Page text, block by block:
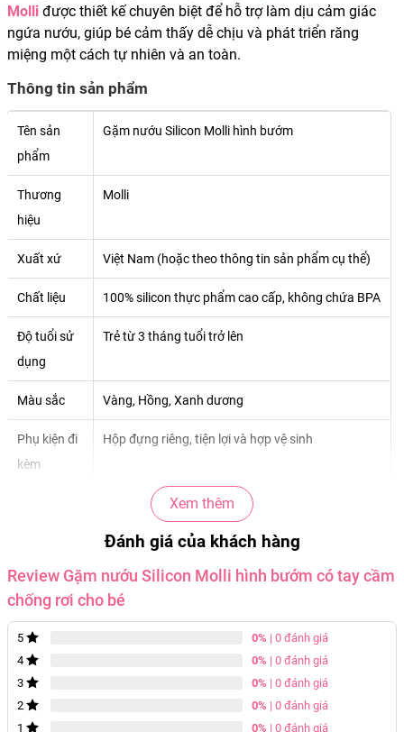
Molli được thiết kế chuyên biệt để hỗ trợ làm dịu cảm giác
ngứa nướu, giúp bé cảm thấy dễ chịu và phát triển răng
miệng một cách tự nhiên và an toàn.
Thông tin sản phẩm
Tên sản
phẩm
Gặm nướu Silicon Molli hình bướm
Thương
hiệu
Molli
Xuất xứ Việt Nam (hoặc theo thông tin sản phẩm cụ thể)
Chất liệu 100% silicon thực phẩm cao cấp, không chứa BPA
Độ tuổi sử
dụng
Trẻ từ 3 tháng tuổi trở lên
Màu sắc Vàng, Hồng, Xanh dương
Phụ kiện đi
kèm
Hộp đựng riêng, tiện lợi và hợp vệ sinh
Xem thêm
Đánh giá của khách hàng
Review Gặm nướu Silicon Molli hình bướm có tay cầm
chống rơi cho bé
5 0% | 0 đánh giá
4
0% | 0 đánh giá
3
0% | 0 đánh giá
2
0% | 0 đánh giá
1
0% | 0 đánh giá